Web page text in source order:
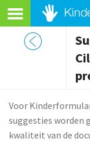
Voor
suggesties worden
kwaliteit van de